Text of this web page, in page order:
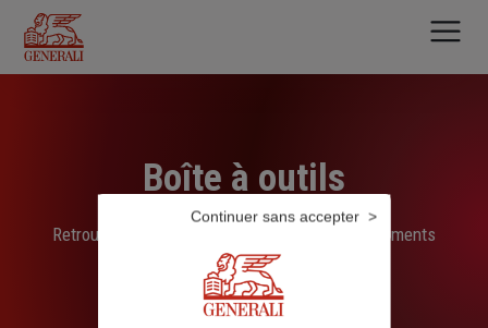
contenu
principal
Boîte à outils
Retrouvez ici les liens, N° de téléphone et documents
sélectionnés par nos soins
Continuer sans accepter